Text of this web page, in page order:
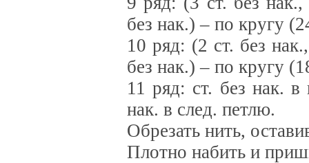
без нак.) – по кругу
10 ряд: (2 ст. без
без нак.) – по кругу
11 ряд: ст. без нак.
нак. в след. петлю.
Обрезать нить,
Плотно набить и